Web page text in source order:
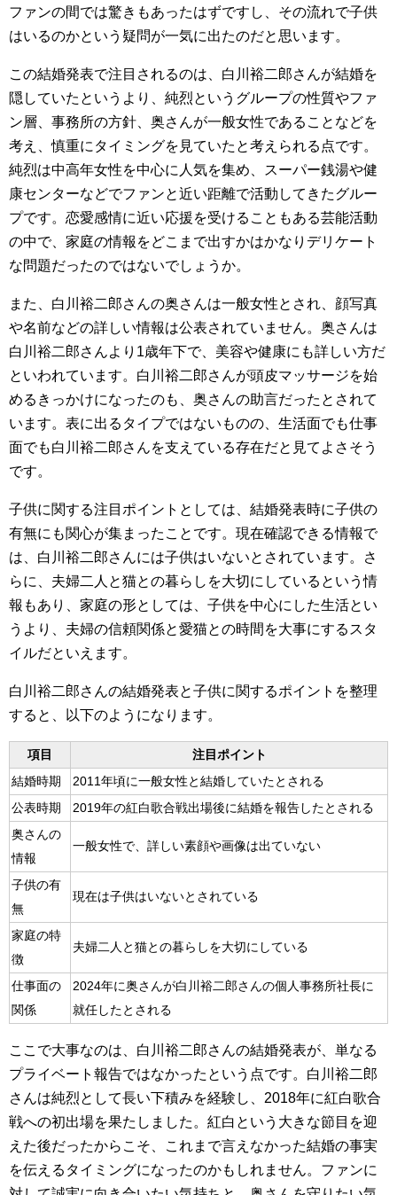
ファンの間では驚きもあったはずですし、その流れで子供
はいるのかという疑問が一気に出たのだと思います。
この結婚発表で注目されるのは、白川裕二郎さんが結婚を
隠していたというより、純烈というグループの性質やファ
ン層、事務所の方針、奥さんが一般女性であることなどを
考え、慎重にタイミングを見ていたと考えられる点です。
純烈は中高年女性を中心に人気を集め、スーパー銭湯や健
康センターなどでファンと近い距離で活動してきたグルー
プです。恋愛感情に近い応援を受けることもある芸能活動
の中で、家庭の情報をどこまで出すかはかなりデリケート
な問題だったのではないでしょうか。
また、白川裕二郎さんの奥さんは一般女性とされ、顔写真
や名前などの詳しい情報は公表されていません。奥さんは
白川裕二郎さんより1歳年下で、美容や健康にも詳しい方だ
といわれています。白川裕二郎さんが頭皮マッサージを始
めるきっかけになったのも、奥さんの助言だったとされて
います。表に出るタイプではないものの、生活面でも仕事
面でも白川裕二郎さんを支えている存在だと見てよさそう
です。
子供に関する注目ポイントとしては、結婚発表時に子供の
有無にも関心が集まったことです。現在確認できる情報で
は、白川裕二郎さんには子供はいないとされています。さ
らに、夫婦二人と猫との暮らしを大切にしているという情
報もあり、家庭の形としては、子供を中心にした生活とい
うより、夫婦の信頼関係と愛猫との時間を大事にするスタ
イルだといえます。
白川裕二郎さんの結婚発表と子供に関するポイントを整理
すると、以下のようになります。
項目
注目ポイント
結婚時期
2011年頃に一般女性と結婚していたとされる
公表時期
2019年の紅白歌合戦出場後に結婚を報告したとされる
奥さんの
情報
一般女性で、詳しい素顔や画像は出ていない
子供の有
無
現在は子供はいないとされている
家庭の特
徴
夫婦二人と猫との暮らしを大切にしている
仕事面の
関係
2024年に奥さんが白川裕二郎さんの個人事務所社長に
就任したとされる
ここで大事なのは、白川裕二郎さんの結婚発表が、単なる
プライベート報告ではなかったという点です。白川裕二郎
さんは純烈として長い下積みを経験し、2018年に紅白歌合
戦への初出場を果たしました。紅白という大きな節目を迎
えた後だったからこそ、これまで言えなかった結婚の事実
を伝えるタイミングになったのかもしれません。ファンに